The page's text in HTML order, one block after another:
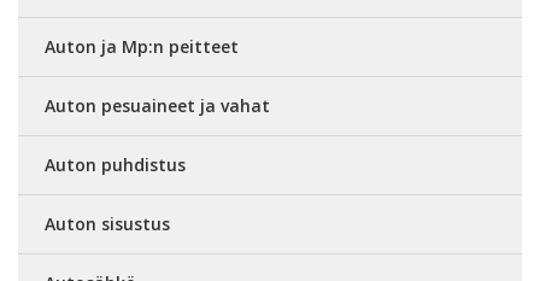
Auton ja Mp:n peitteet
Auton pesuaineet ja vahat
Auton puhdistus
Auton sisustus